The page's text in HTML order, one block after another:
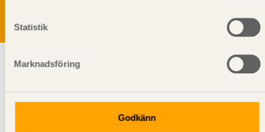
Statistik
Marknadsföring
Godkänn